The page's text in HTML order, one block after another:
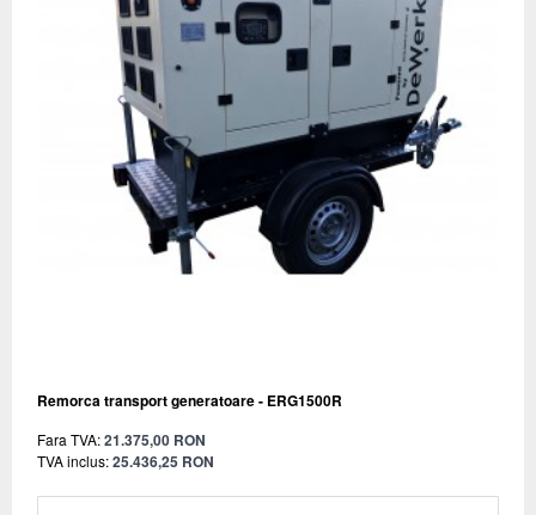
Remorca transport generatoare - ERG1500R
Fara TVA:21.375,00 RON
TVA inclus:25.436,25 RON